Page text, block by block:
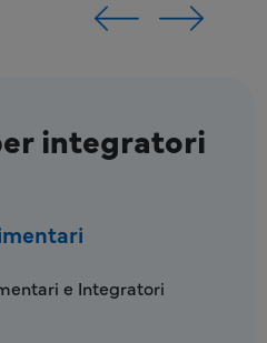
integratori
per prodotti
e Integratori